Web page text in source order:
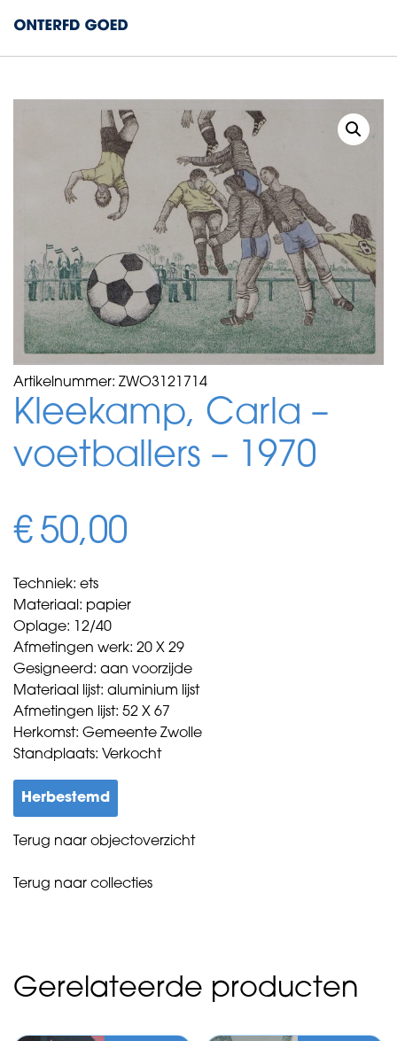
Artikelnummer: ZWO3121714
Kleekamp, Carla –
voetballers – 1970
€ 50,00
Techniek: ets
Materiaal: papier
Oplage: 12/40
Afmetingen werk: 20 X 29
Gesigneerd: aan voorzijde
Materiaal lijst: aluminium lijst
Afmetingen lijst: 52 X 67
Herkomst: Gemeente Zwolle
Standplaats: Verkocht
Herbestemd
Terug naar objectoverzicht
Terug naar collecties
Gerelateerde producten